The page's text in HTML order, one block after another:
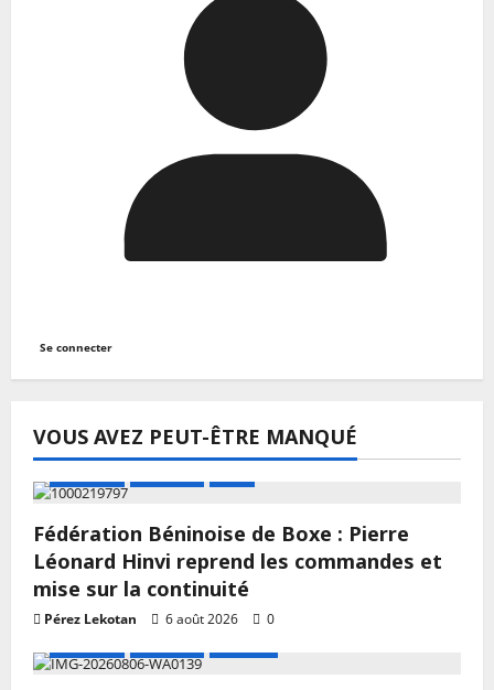
Se connecter
VOUS AVEZ PEUT-ÊTRE MANQUÉ
Fédération Béninoise de Boxe : Pierre
Léonard Hinvi reprend les commandes et
mise sur la continuité
Pérez Lekotan 6 août 2026
0